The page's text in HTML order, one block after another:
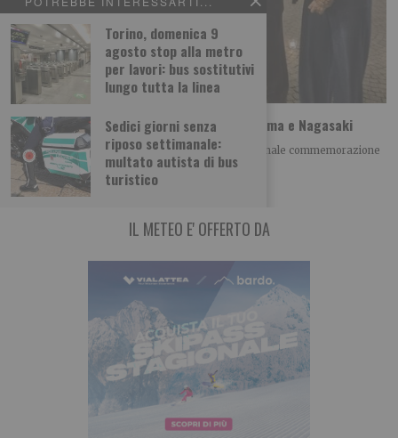
Torino, domenica 9
agosto stop alla metro
per lavori: bus sostitutivi
lungo tutta la linea
Sedici giorni senza
riposo settimanale:
multato autista di bus
turistico
A Torino il ricordo della tragedia di Hiroshima e Nagasaki
Giovedì 6 agosto alle h 21.00 si è tenuta la tradizionale commemorazione
della tragedia di Hiroshima
IL METEO E' OFFERTO DA